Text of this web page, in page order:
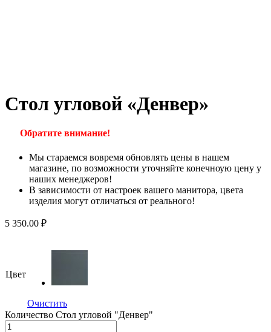
Стол угловой «Денвер»
Обратите внимание!
Мы стараемся вовремя обновлять цены в нашем
магазине, по возможности уточняйте конечноую цену у
наших менеджеров!
В зависимости от настроек вашего манитора, цвета
изделия могут отличаться от реального!
5 350.00 ₽
Цвет
Очистить
Количество Стол угловой "Денвер"